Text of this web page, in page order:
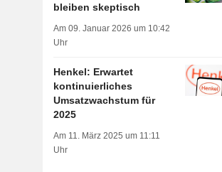
bleiben skeptisch
Am 09. Januar 2026 um 10:42
Uhr
Henkel: Erwartet
kontinuierliches
Umsatzwachstum für
2025
Am 11. März 2025 um 11:11
Uhr